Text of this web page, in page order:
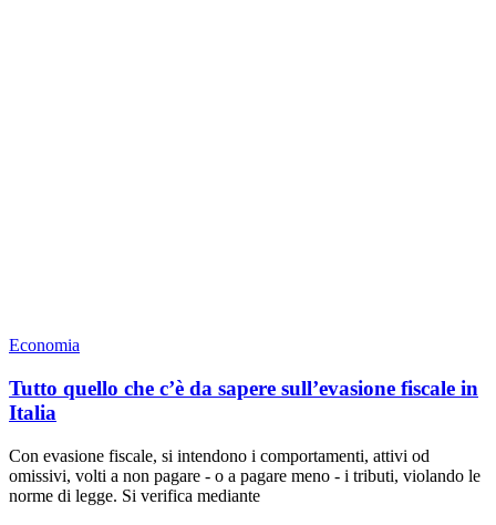
Economia
Tutto quello che c’è da sapere sull’evasione fiscale in
Italia
Con evasione fiscale, si intendono i comportamenti, attivi od
omissivi, volti a non pagare - o a pagare meno - i tributi, violando le
norme di legge. Si verifica mediante